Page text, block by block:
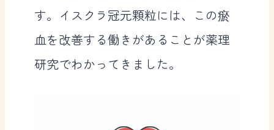
す。イスクラ冠元顆粒には、この瘀
血を改善する働きがあることが薬理
研究でわかってきました。